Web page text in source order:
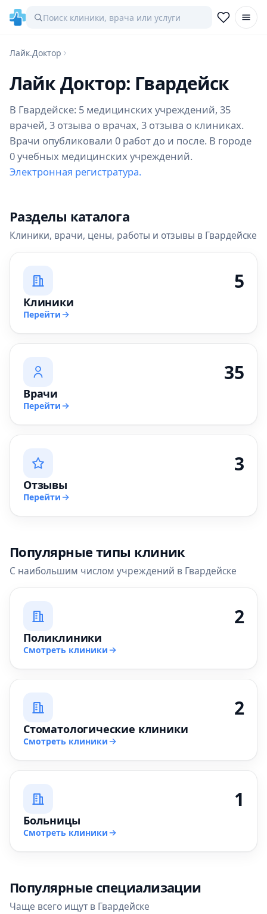
Лайк.Доктор
Лайк Доктор: Гвардейск
В Гвардейске: 5 медицинских учреждений, 35
врачей, 3 отзыва о врачах, 3 отзыва о клиниках.
Врачи опубликовали 0 работ до и после. В городе
0 учебных медицинских учреждений.
Электронная регистратура.
Разделы каталога
Клиники, врачи, цены, работы и отзывы в Гвардейске
5
Клиники
Перейти
35
Врачи
Перейти
3
Отзывы
Перейти
Популярные типы клиник
С наибольшим числом учреждений в Гвардейске
2
Поликлиники
Смотреть клиники
2
Стоматологические клиники
Смотреть клиники
1
Больницы
Смотреть клиники
Популярные специализации
Чаще всего ищут в Гвардейске